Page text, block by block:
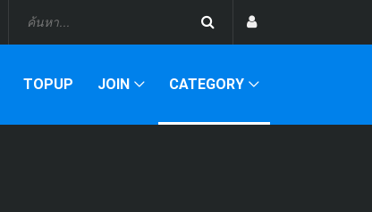
TOPUP JOIN CATEGORY